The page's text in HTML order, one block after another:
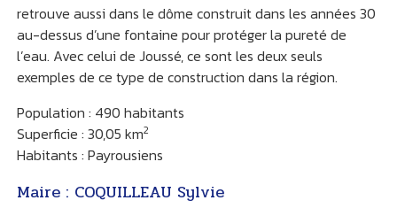
retrouve aussi dans le dôme construit dans les années 30
au-dessus d’une fontaine pour protéger la pureté de
l’eau. Avec celui de Joussé, ce sont les deux seuls
exemples de ce type de construction dans la région.
Population : 490 habitants
Superficie : 30,05 km2
Habitants : Payrousiens
Maire : COQUILLEAU Sylvie